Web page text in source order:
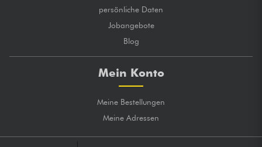
persönliche Daten
Jobangebote
Blog
Mein Konto
Meine Bestellungen
Meine Adressen